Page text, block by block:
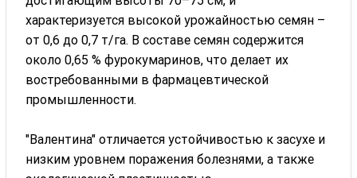
характеризуется высокой урожайностью семян –
от 0,6 до 0,7 т/га. В составе семян содержится
около 0,65 % фурокумаринов, что делает их
востребованными в фармацевтической
промышленности.
"Валентина" отличается устойчивостью к засухе и
низким уровнем поражения болезнями, а также